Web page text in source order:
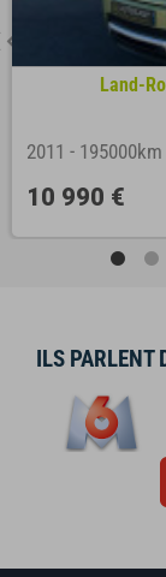
Land-
2011 - 195000km
10 990 €
ILS PARLENT